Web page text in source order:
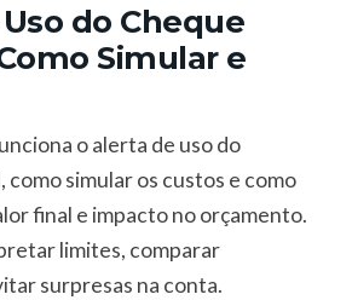
do Cheque
Simular e
o alerta de uso do
como simular os custos e como
final e impacto no orçamento.
limites, comparar
surpresas na conta.